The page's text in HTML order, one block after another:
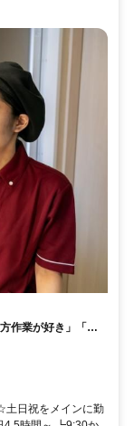
作業が好き」「コ
土日祝をメインに勤